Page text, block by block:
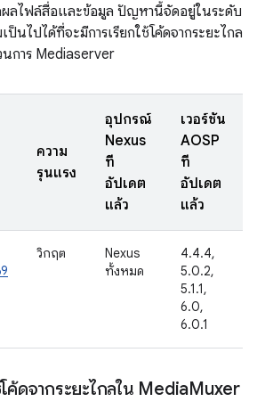
ผลไฟล์สื่อและข้อมูล ปัญหานี้จัดอยู่ในระดับ
ป็นไปได้ที่จะมีการเรียกใช้โค้ดจากระยะไกล
การ Mediaserver
ความ
รุนแรง
อุปกรณ์
Nexus
ที่
อัปเดต
แล้ว
เวอร์ชัน
AOSP
ที่
อัปเดต
แล้ว
วิกฤต
Nexus
ทั้งหมด
4.4.4,
5.0.2,
5.1.1,
6.0,
6.0.1
โค้ดจากระยะไกลใน MediaMuxer